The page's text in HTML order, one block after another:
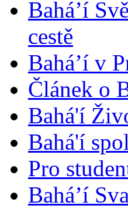
Bahá’í
cestě
Bahá’í v
Článek o
Bahá'í
Bahá'í
Pro
Bahá’í